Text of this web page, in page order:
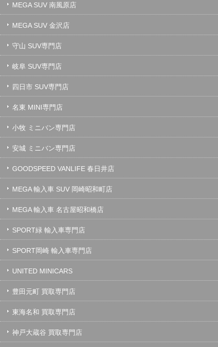
MEGA SUV 南風原店
MEGA SUV 金沢店
守山 SUV専門店
岐阜 SUV専門店
四日市 SUV専門店
名東 MINI専門店
小牧 ミニバン専門店
安城 ミニバン専門店
GOODSPEED VANLIFE 春日井店
MEGA 輸入車 SUV 岡崎昭和町店
MEGA 輸入車 名古屋昭和橋店
SPORT緑 輸入車専門店
SPORT岡崎 輸入車専門店
UNITED MINICARS
豊田元町 買取専門店
東海名和 買取専門店
神戸大蔵谷 買取専門店